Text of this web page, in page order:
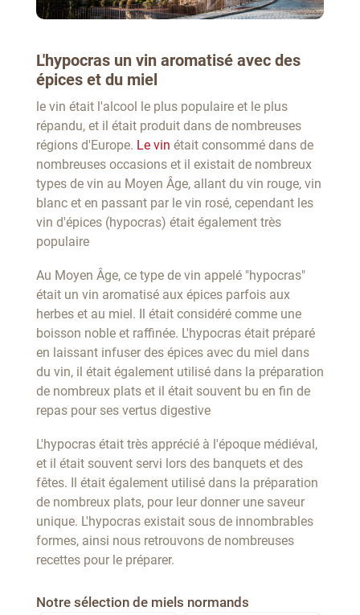
L'hypocras un vin aromatisé avec des
épices et du miel
le vin était l'alcool le plus populaire et le plus
répandu, et il était produit dans de nombreuses
régions d'Europe. Le vin était consommé dans de
nombreuses occasions et il existait de nombreux
types de vin au Moyen Âge, allant du vin rouge, vin
blanc et en passant par le vin rosé, cependant les
vin d'épices (hypocras) était également très
populaire
Au Moyen Âge, ce type de vin appelé "hypocras"
était un vin aromatisé aux épices parfois aux
herbes et au miel. Il était considéré comme une
boisson noble et raffinée. L'hypocras était préparé
en laissant infuser des épices avec du miel dans
du vin, il était également utilisé dans la préparation
de nombreux plats et il était souvent bu en fin de
repas pour ses vertus digestive
L'hypocras était très apprécié à l'époque médiéval,
et il était souvent servi lors des banquets et des
fêtes. Il était également utilisé dans la préparation
de nombreux plats, pour leur donner une saveur
unique. L'hypocras existait sous de innombrables
formes, ainsi nous retrouvons de nombreuses
recettes pour le préparer.
Notre sélection de miels normands